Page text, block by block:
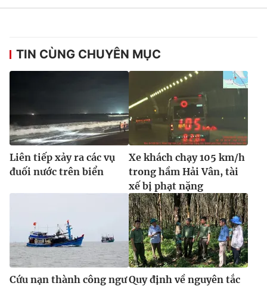
TIN CÙNG CHUYÊN MỤC
Liên tiếp xảy ra các vụ
đuối nước trên biển
Xe khách chạy 105 km/h
trong hầm Hải Vân, tài
xế bị phạt nặng
Cứu nạn thành công ngưQuy định về nguyên tắc